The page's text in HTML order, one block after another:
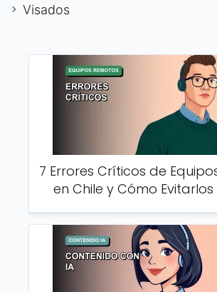
Visados
7 Errores Críticos de
en Chile y Cómo Evitarlos